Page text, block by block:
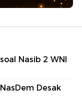
Nasib 2 WNI
Desak